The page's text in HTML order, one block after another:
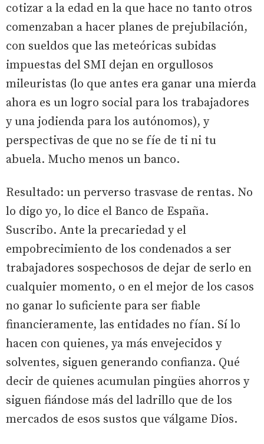
cotizar a la edad en la que hace no tanto otros
comenzaban a hacer planes de prejubilación,
con sueldos que las meteóricas subidas
impuestas del SMI dejan en orgullosos
mileuristas (lo que antes era ganar una mierda
ahora es un logro social para los trabajadores
y una jodienda para los autónomos), y
perspectivas de que no se fíe de ti ni tu
abuela. Mucho menos un banco.
Resultado: un perverso trasvase de rentas. No
lo digo yo, lo dice el Banco de España.
Suscribo. Ante la precariedad y el
empobrecimiento de los condenados a ser
trabajadores sospechosos de dejar de serlo en
cualquier momento, o en el mejor de los casos
no ganar lo suficiente para ser fiable
financieramente, las entidades no fían. Sí lo
hacen con quienes, ya más envejecidos y
solventes, siguen generando confianza. Qué
decir de quienes acumulan pingües ahorros y
siguen fiándose más del ladrillo que de los
mercados de esos sustos que válgame Dios.